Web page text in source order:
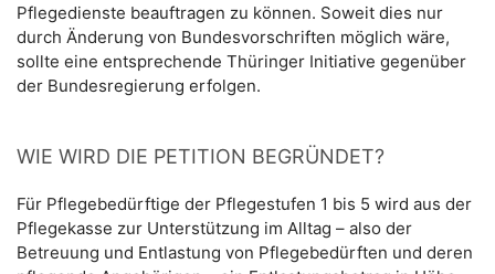
Pflegedienste beauftragen zu können. Soweit dies nur
durch Änderung von Bundesvorschriften möglich wäre,
sollte eine entsprechende Thüringer Initiative gegenüber
der Bundesregierung erfolgen.
WIE WIRD DIE PETITION BEGRÜNDET?
Für Pflegebedürftige der Pflegestufen 1 bis 5 wird aus der
Pflegekasse zur Unterstützung im Alltag – also der
Betreuung und Entlastung von Pflegebedürften und deren